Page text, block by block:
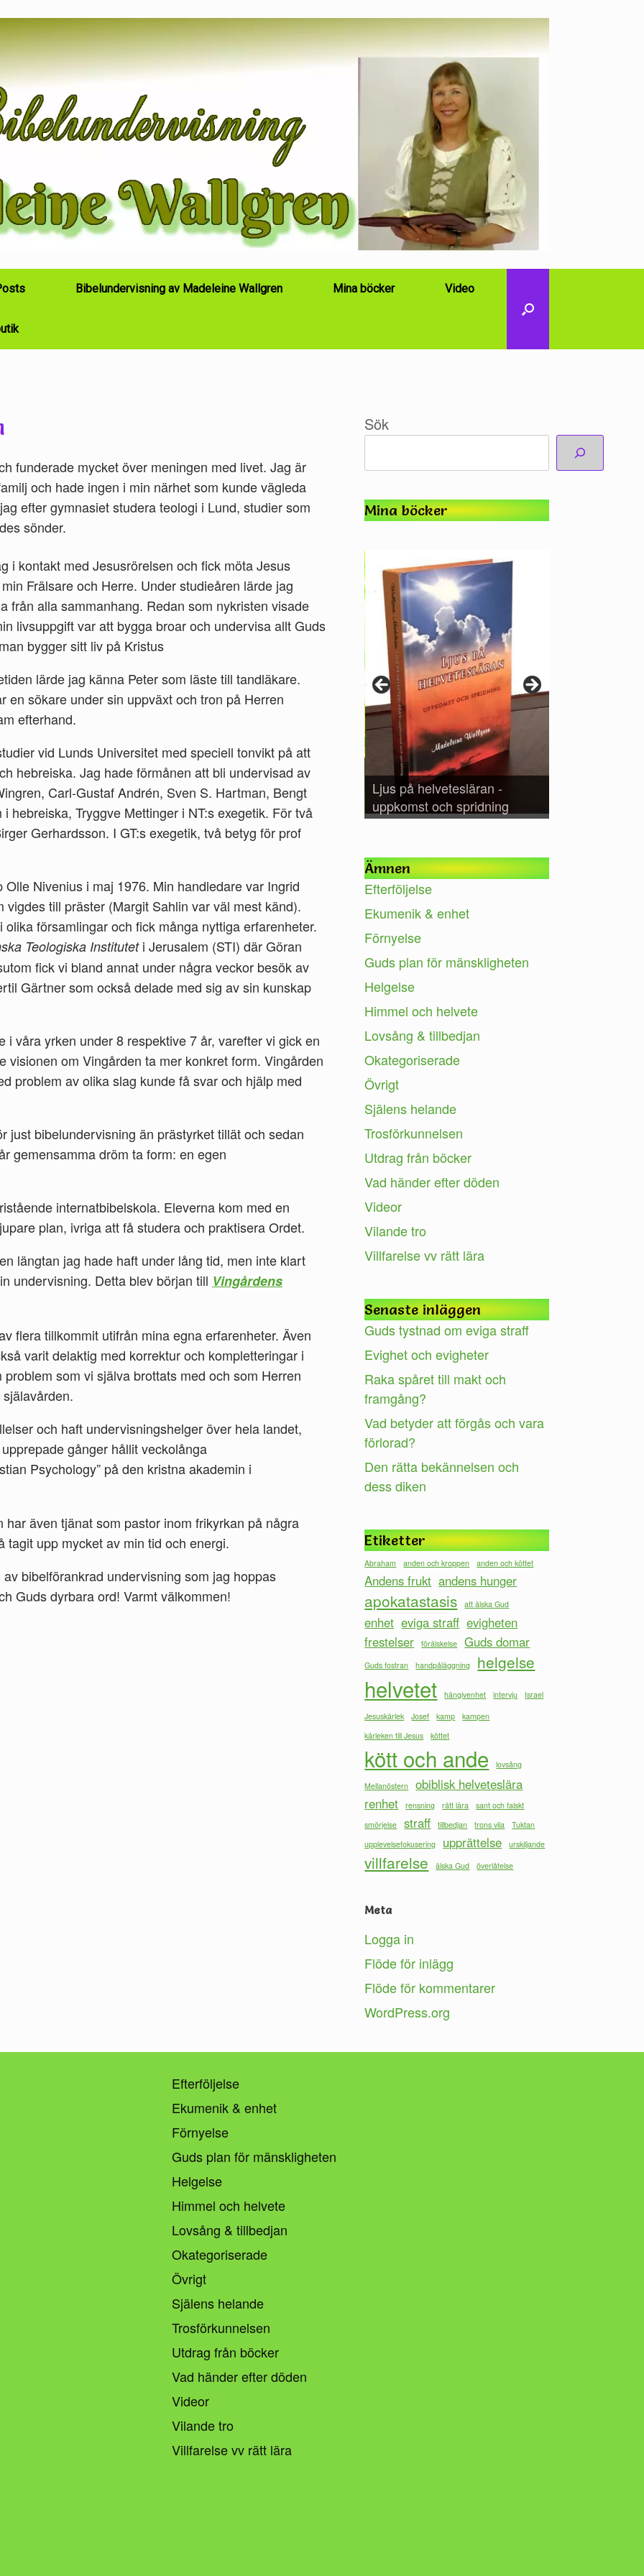
Bibelundervisning av Madeleine Wallgren Mina böcker Video
funderade mycket över meningen med livet. Jag är
och hade ingen i min närhet som kunde vägleda
efter gymnasiet studera teologi i Lund, studier som
sönder.
i kontakt med Jesusrörelsen och fick möta Jesus
Frälsare och Herre. Under studieåren lärde jag
från alla sammanhang. Redan som nykristen visade
livsuppgift var att bygga broar och undervisa allt Guds
bygger sitt liv på Kristus
lärde jag känna Peter som läste till tandläkare.
en sökare under sin uppväxt och tron på Herren
efterhand.
vid Lunds Universitet med speciell tonvikt på att
hebreiska. Jag hade förmånen att bli undervisad av
Carl-Gustaf Andrén, Sven S. Hartman, Bengt
hebreiska, Tryggve Mettinger i NT:s exegetik. För två
Gerhardsson. I GT:s exegetik, två betyg för prof
Nivenius i maj 1976. Min handledare var Ingrid
till präster (Margit Sahlin var väl mest känd).
församlingar och fick många nyttiga erfarenheter.
Teologiska Instituteti Jerusalem (STI) där Göran
fick vi bland annat under några veckor besök av
Gärtner som också delade med sig av sin kunskap
i våra yrken under 8 respektive 7 år, varefter vi gick en
visionen om Vingården ta mer konkret form. Vingården
problem av olika slag kunde få svar och hjälp med
just bibelundervisning än prästyrket tillät och sedan
gemensamma dröm ta form: en egen
internatbibelskola. Eleverna kom med en
plan, ivriga att få studera och praktisera Ordet.
längtan jag hade haft under lång tid, men inte klart
undervisning. Detta blev början till Vingårdens
flera tillkommit utifrån mina egna erfarenheter. Även
varit delaktig med korrektur och kompletteringar i
som vi själva brottats med och som Herren
och haft undervisningshelger över hela landet,
gånger hållit veckolånga
Psychology” på den kristna akademin i
även tjänat som pastor inom frikyrkan på några
tagit upp mycket av min tid och energi.
bibelförankrad undervisning som jag hoppas
Guds dyrbara ord! Varmt välkommen!
Sök
Mina böcker
Hur du förbereder dig för
äktenskapet, finner den
rätte/rätta och mycket mer.
Ljus på helvetesläran -
uppkomst och spridning
Ämnen
Efterföljelse
Ekumenik & enhet
Förnyelse
Guds plan för mänskligheten
Helgelse
Himmel och helvete
Lovsång & tillbedjan
Okategoriserade
Övrigt
Själens helande
Trosförkunnelsen
Utdrag från böcker
Vad händer efter döden
Videor
Vilande tro
Villfarelse vv rätt lära
Senaste inläggen
Guds tystnad om eviga straff
Evighet och evigheter
Raka spåret till makt och
framgång?
Vad betyder att förgås och vara
förlorad?
Den rätta bekännelsen och
dess diken
Etiketter
Abraham anden och kroppen anden och köttet
Andens frukt andens hunger
apokatastasis att älska Gud
enhet eviga straff evigheten
frestelser
förälskelse Guds domar
Guds fostran handpåläggning helgelse
helvetet hängivenhet intervju
Israel
Jesuskärlek
Josef kamp
kampen
kärleken till Jesus
köttet
kött och ande
lovsång
Mellanöstern
obiblisk helveteslära
renhet
rensning rätt lära
sant och falskt
smörjelse
straff tillbedjan trons vila
Tuktan
upplevelsefokusering
upprättelse urskiljande
villfarelse älska Gud överlåtelse
Meta
Logga in
Flöde för inlägg
Flöde för kommentarer
WordPress.org
Efterföljelse
Ekumenik & enhet
Förnyelse
Guds plan för mänskligheten
Helgelse
Himmel och helvete
Lovsång & tillbedjan
Okategoriserade
Övrigt
Själens helande
Trosförkunnelsen
Utdrag från böcker
Vad händer efter döden
Videor
Vilande tro
Villfarelse vv rätt lära